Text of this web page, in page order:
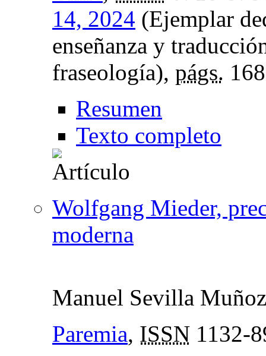
14, 2024 (Ejemplar
enseñanza y
fraseología), págs.
Resumen
Texto completo
Wolfgang Mieder,
moderna
Manuel Sevilla Muñoz
Paremia, ISSN 1132-